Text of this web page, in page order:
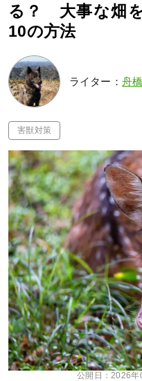
る？ 大事な畑
10の方法
ライター： 舟
害獣対策
公開日：2026年